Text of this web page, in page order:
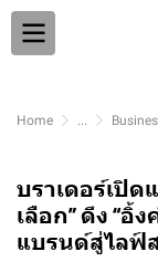
Home ...
บราเดอร์เปิด
เลือก” ดึง “อิ้
แบรนด์สู่ไลฟ์